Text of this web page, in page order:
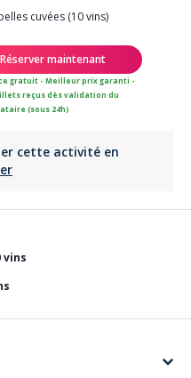
cuvées (10 vins)
Réserver maintenant
gratuit - Meilleur prix garanti -
reçus dès validation du
(sous 24h)
cette activité en
vins